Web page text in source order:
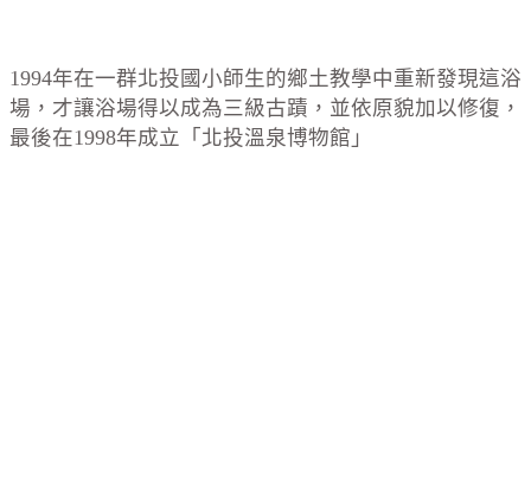
1994年在一群北投國小師生的鄉土教學中重新發現這浴
場，才讓浴場得以成為三級古蹟，並依原貌加以修復，
最後在1998年成立「北投溫泉博物館」